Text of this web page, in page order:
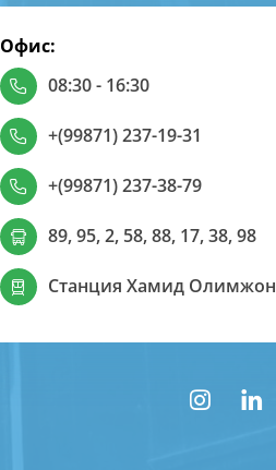
Офис:
08:30 - 16:30
+(99871) 237-19-31
+(99871) 237-38-79
89, 95, 2, 58, 88, 17, 38, 98
Станция Хамид Олимжон